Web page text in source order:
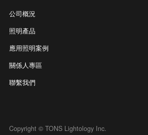
公司概況
照明產品
應用照明案例
關係人專區
聯繫我們
Copyright © TONS Lightology Inc.